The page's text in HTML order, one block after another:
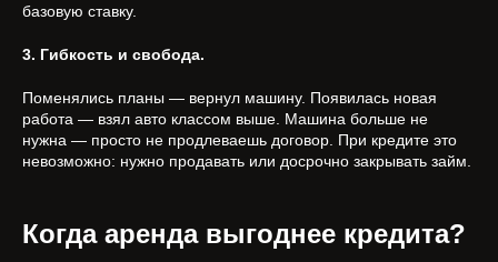
базовую ставку.
3. Гибкость и свобода.
Поменялись планы — вернул машину. Появилась новая
работа — взял авто классом выше. Машина больше не
нужна — просто не продлеваешь договор. При кредите это
невозможно: нужно продавать или досрочно закрывать займ.
Когда аренда выгоднее кредита?